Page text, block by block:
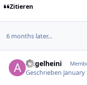
Zitieren
6 months later...
Angelheini
Geschrieben January